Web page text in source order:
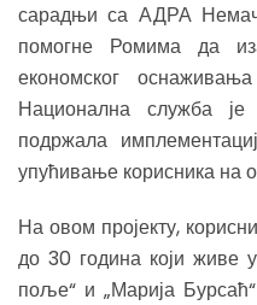
сарадњи са АДРА
помогне Ромима да
економског
Национална служба је
подржала
упућивање корисника на
На овом пројекту,
до 30 година који живе
поље“ и „Марија